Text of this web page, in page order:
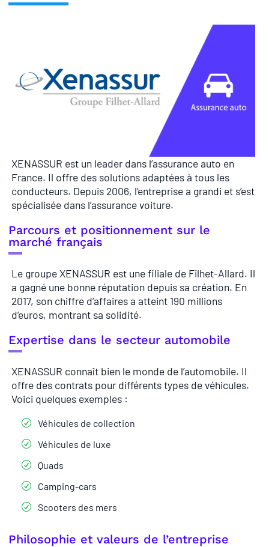
XENASSUR est un leader dans l’assurance auto en
France. Il offre des solutions adaptées à tous les
conducteurs. Depuis 2006, l’entreprise a grandi et s’est
spécialisée dans l’assurance voiture.
Parcours et positionnement sur le
marché français
Le groupe XENASSUR est une filiale de Filhet-Allard. Il
a gagné une bonne réputation depuis sa création. En
2017, son chiffre d’affaires a atteint 190 millions
d’euros, montrant sa solidité.
Expertise dans le secteur automobile
XENASSUR connaît bien le monde de l’automobile. Il
offre des contrats pour différents types de véhicules.
Voici quelques exemples :
Véhicules de collection
Véhicules de luxe
Quads
Camping-cars
Scooters des mers
Philosophie et valeurs de l’entreprise